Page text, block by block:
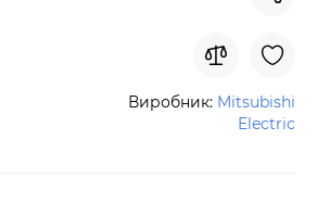
Виробник: Mitsubishi
Electric